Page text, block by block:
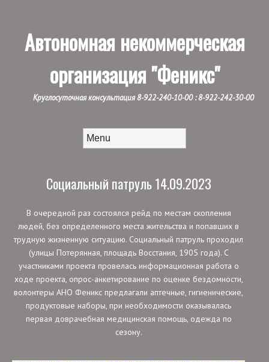
Автономная некоммерческая
организация"Феникс"
Круглосуточная консультация 8-922-240-10-00 : 8-922-242-30-00
Социальный патруль 14.09.2023
В очередной раз состоялся рейд по местам скопления
людей, без определенного места жительства и попавших в
трудную жизненную ситуацию. Социальный патруль проходил
(улицы Потерянная, площадь Восстания, 1905 года). С
участниками проекта провелась информационная работа о
ходе проекта, опрос-анкетирование по оценке бездомности,
волонтеры АНО Феникс предлагали аптечные, гигиенические,
продуктовые наборы, при необходимости оказывалась
первая доврачебная медицинская помощь, одежда по
сезону.